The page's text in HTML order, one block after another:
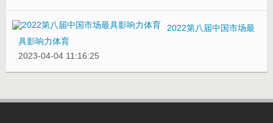
2022第八届中国市场最
具影响力体育
2023-04-04 11:16:25